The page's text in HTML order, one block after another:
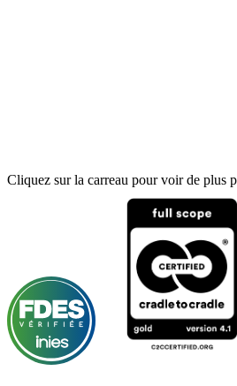
Cliquez sur la carreau pour voir de plus